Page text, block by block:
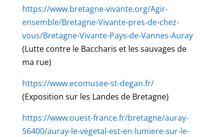
https://www.bretagne-vivante.org/Agir-
ensemble/Bretagne-Vivante-pres-de-chez-
vous/Bretagne-Vivante-Pays-de-Vannes-Auray
(Lutte contre le Baccharis et les sauvages de
ma rue)
https://www.ecomusee-st-degan.fr/
(Exposition sur les Landes de Bretagne)
https://www.ouest-france.fr/bretagne/auray-
56400/auray-le-vegetal-est-en-lumiere-sur-le-